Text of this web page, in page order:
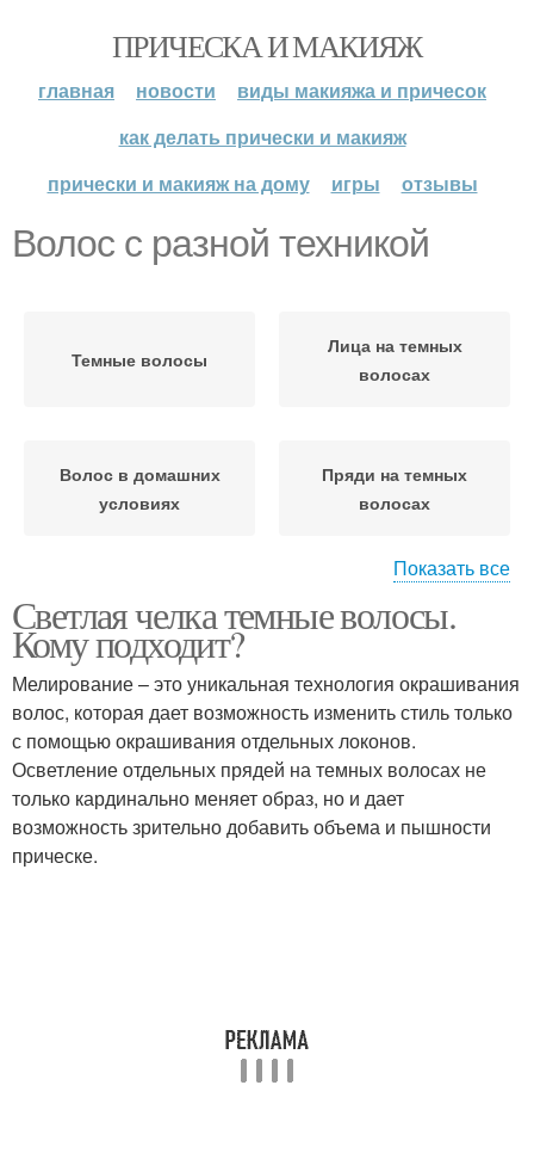
ПРИЧЕСКА И МАКИЯЖ
главная новости
виды макияжа и причесок
как делать прически и макияж
прически и макияж на дому
игры отзывы
Волос с разной техникой
Темные волосы
Лица на темных
волосах
Волос в домашних
условиях
Пряди на темных
волосах
прядями
длине
Мелки для волос
Показать все
Светлая челка темные волосы.
Кому подходит?
Мелирование – это уникальная технология окрашивания
волос, которая дает возможность изменить стиль только
с помощью окрашивания отдельных локонов.
Осветление отдельных прядей на темных волосах не
только кардинально меняет образ, но и дает
возможность зрительно добавить объема и пышности
прическе.